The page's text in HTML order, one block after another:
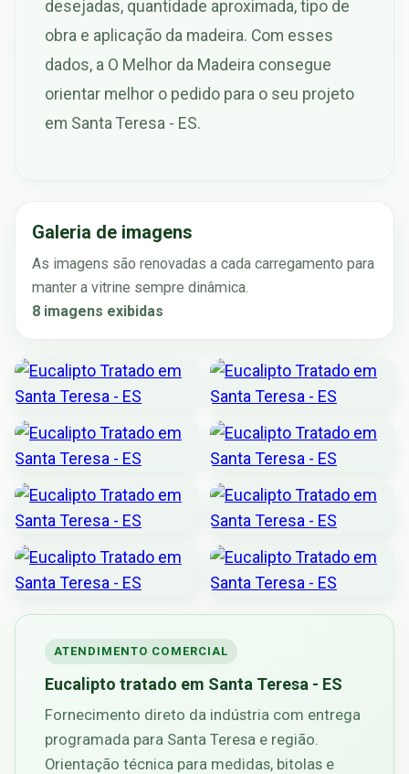
desejadas, quantidade aproximada, tipo de
obra e aplicação da madeira. Com esses
dados, a O Melhor da Madeira consegue
orientar melhor o pedido para o seu projeto
em Santa Teresa - ES.
Galeria de imagens
As imagens são renovadas a cada carregamento para
manter a vitrine sempre dinâmica.
8 imagens exibidas
ATENDIMENTO COMERCIAL
Eucalipto tratado em Santa Teresa - ES
Fornecimento direto da indústria com entrega
programada para Santa Teresa e região.
Orientação técnica para medidas, bitolas e